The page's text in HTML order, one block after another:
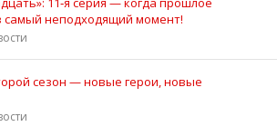
самый неподходящий момент!
сезон — новые герои, новые